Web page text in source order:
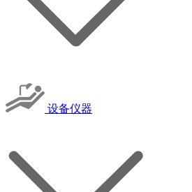
设备仪器